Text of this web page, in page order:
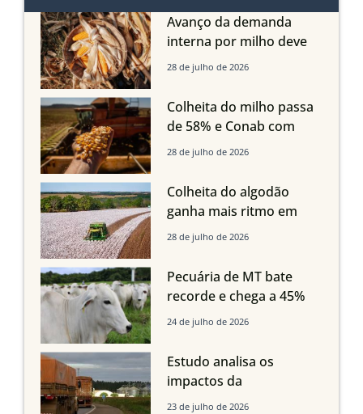
Avanço da demanda
interna por milho deve
compensar aumento da
em Mato Grosso, aponta
Imea
28 de julho de 2026
Colheita do milho passa
de 58% e Conab com
boas produtividades em
quedas em Tocantins,
Maranhão e Piauí
28 de julho de 2026
Colheita do algodão
ganha mais ritmo em
Mato Grosso, Mato
Maranhão
28 de julho de 2026
Pecuária de MT bate
recorde e chega a 45%
dos bovinos abatidos
24 de julho de 2026
Estudo analisa os
impactos da
infraestrutura logística
23 de julho de 2026